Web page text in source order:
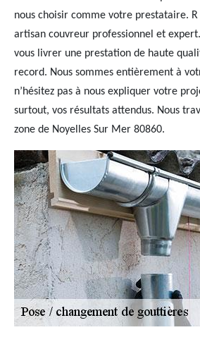
nous choisir comme votre prestataire.
artisan couvreur professionnel et
vous livrer une prestation de haute
record. Nous sommes entièrement à
n’hésitez pas à nous expliquer votre
surtout, vos résultats attendus. Nous
zone de Noyelles Sur Mer 80860.